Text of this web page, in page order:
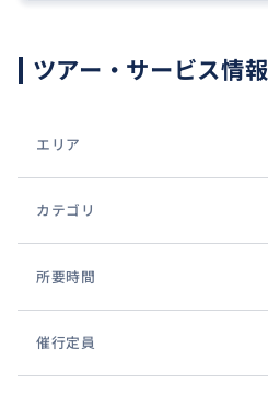
ツアー・サービス情報
エリア
カテゴリ
所要時間
催行定員